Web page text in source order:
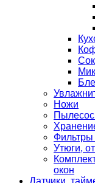
Ножи
Утюги,
окон
Датчики,